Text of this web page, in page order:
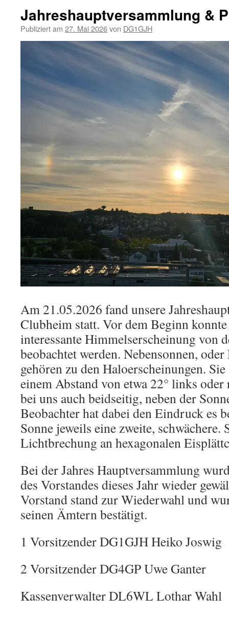
Jahreshauptversammlung &
Publiziert am 27. Mai 2026von DG1GJH
Am 21.05.2026 fand unsere
Clubheim statt. Vor dem Beginn
interessante Himmelserscheinung von
beobachtet werden. Nebensonnen,
gehören zu den Haloerscheinungen.
einem Abstand von etwa 22° links
bei uns auch beidseitig, neben der
Beobachter hat dabei den Eindruck es
Sonne jeweils eine zweite, schwächere.
Lichtbrechung an hexagonalen
Bei der Jahres Hauptversammlung
des Vorstandes dieses Jahr wieder
Vorstand stand zur Wiederwahl und
seinen Ämtern bestätigt.
1 Vorsitzender DG1GJH Heiko Joswig
2 Vorsitzender DG4GP Uwe Ganter
Kassenverwalter DL6WL Lothar Wahl